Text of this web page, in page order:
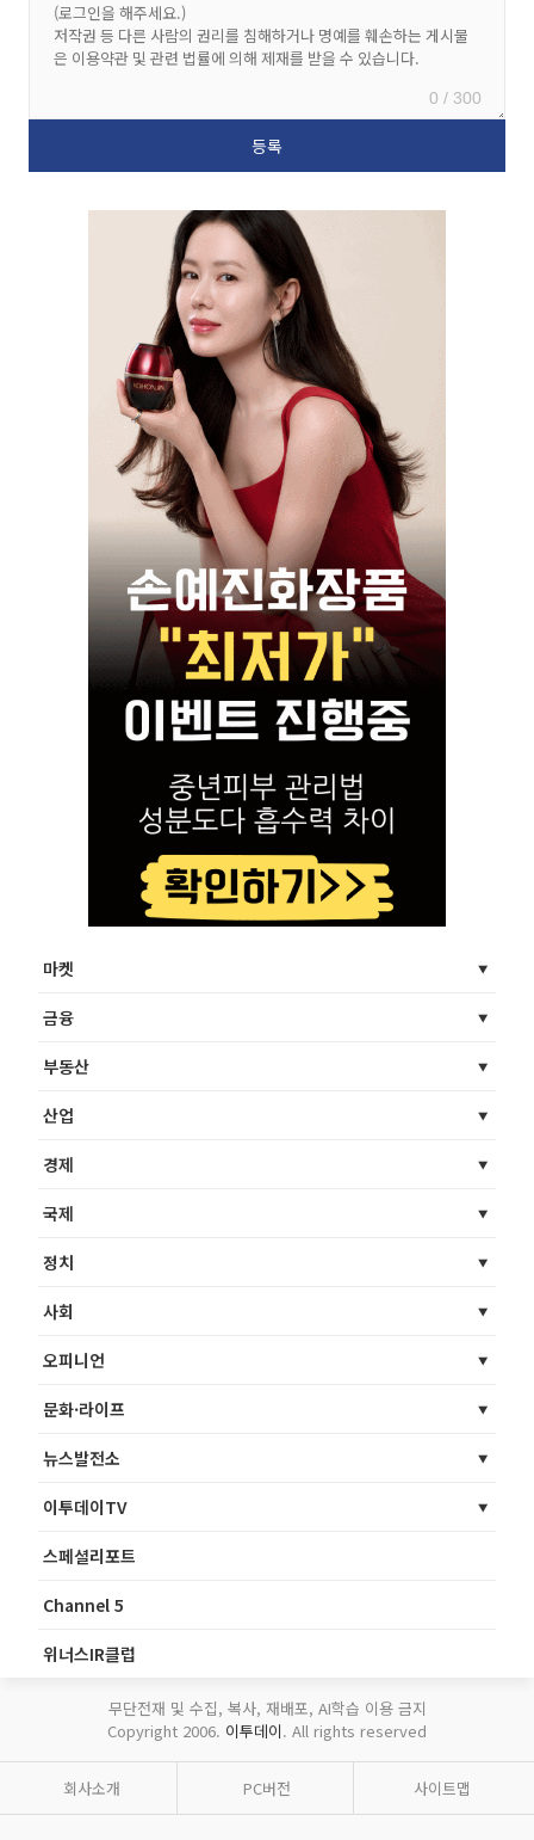
0 / 300
마켓
금융
부동산
산업
경제
국제
정치
사회
오피니언
문화·라이프
뉴스발전소
이투데이TV
스페셜리포트
Channel 5
위너스IR클럽
무단전재 및 수집, 복사, 재배포, AI학습 이용 금지
Copyright 2006. 이투데이. All rights reserved
회사소개 PC버전 사이트맵